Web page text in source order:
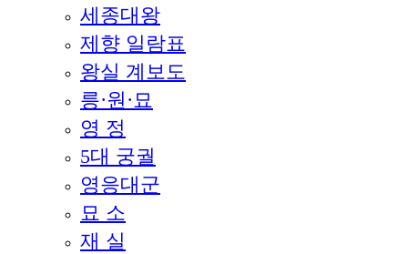
세종대왕
제향 일람표
왕실 계보도
릉·원·묘
영 정
5대 궁궐
영응대군
묘 소
재 실